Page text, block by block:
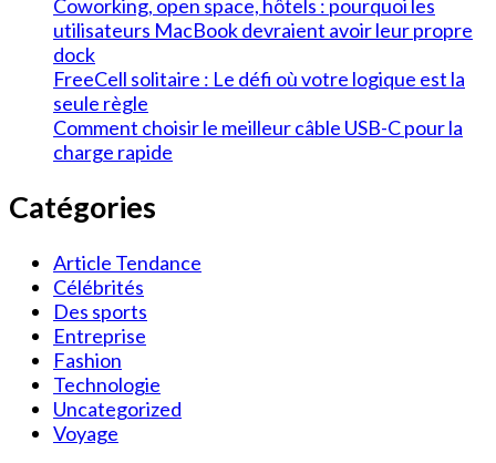
Coworking, open space, hôtels : pourquoi les
utilisateurs MacBook devraient avoir leur propre
dock
FreeCell solitaire : Le défi où votre logique est la
seule règle
Comment choisir le meilleur câble USB-C pour la
charge rapide
Catégories
Article Tendance
Célébrités
Des sports
Entreprise
Fashion
Technologie
Uncategorized
Voyage